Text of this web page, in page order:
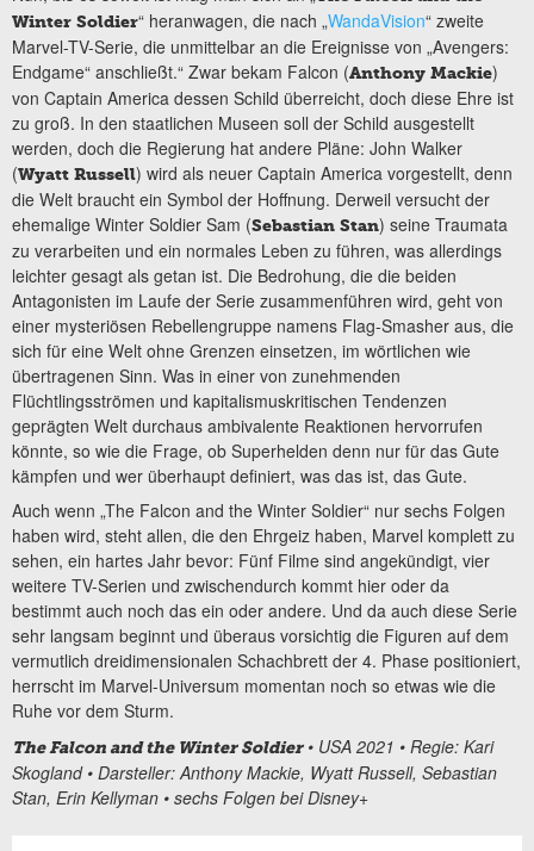
Winter Soldier“ heranwagen, die nach „WandaVision“ zweite
Marvel-TV-Serie, die unmittelbar an die Ereignisse von „Avengers:
Endgame“ anschließt.“ Zwar bekam Falcon (Anthony Mackie)
von Captain America dessen Schild überreicht, doch diese Ehre ist
zu groß. In den staatlichen Museen soll der Schild ausgestellt
werden, doch die Regierung hat andere Pläne: John Walker
(Wyatt Russell) wird als neuer Captain America vorgestellt, denn
die Welt braucht ein Symbol der Hoffnung. Derweil versucht der
ehemalige Winter Soldier Sam (Sebastian Stan) seine Traumata
zu verarbeiten und ein normales Leben zu führen, was allerdings
leichter gesagt als getan ist. Die Bedrohung, die die beiden
Antagonisten im Laufe der Serie zusammenführen wird, geht von
einer mysteriösen Rebellengruppe namens Flag-Smasher aus, die
sich für eine Welt ohne Grenzen einsetzen, im wörtlichen wie
übertragenen Sinn. Was in einer von zunehmenden
Flüchtlingsströmen und kapitalismuskritischen Tendenzen
geprägten Welt durchaus ambivalente Reaktionen hervorrufen
könnte, so wie die Frage, ob Superhelden denn nur für das Gute
kämpfen und wer überhaupt definiert, was das ist, das Gute.
Auch wenn „The Falcon and the Winter Soldier“ nur sechs Folgen
haben wird, steht allen, die den Ehrgeiz haben, Marvel komplett zu
sehen, ein hartes Jahr bevor: Fünf Filme sind angekündigt, vier
weitere TV-Serien und zwischendurch kommt hier oder da
bestimmt auch noch das ein oder andere. Und da auch diese Serie
sehr langsam beginnt und überaus vorsichtig die Figuren auf dem
vermutlich dreidimensionalen Schachbrett der 4. Phase positioniert,
herrscht im Marvel-Universum momentan noch so etwas wie die
Ruhe vor dem Sturm.
The Falcon and the Winter Soldier• USA 2021 • Regie: Kari
Skogland • Darsteller: Anthony Mackie, Wyatt Russell, Sebastian
Stan, Erin Kellyman • sechs Folgen bei Disney+